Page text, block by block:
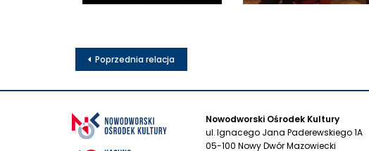
Poprzednia relacja
Nowodworski Ośrodek Kultury
ul. Ignacego Jana Paderewskiego 1A
05-100 Nowy Dwór Mazowiecki